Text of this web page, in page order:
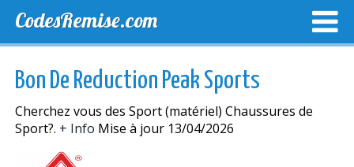
CodesRemise.com
NOUVELLES MAGASINS
Bon De Reduction Peak Sports
Cherchez vous des Sport (matériel) Chaussures de
Sport?. + Info Mise à jour 13/04/2026